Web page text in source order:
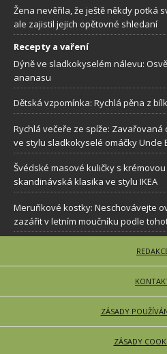
Žena nevěřila, že ještě někdy potká
ale zajistil jejich opětovné shledaní
Recepty a vaření
Dýně ve sladkokyselém nálevu:
ananasu
Dětská vzpomínka: Rychlá pěna z
Rychlá večeře ze spíže:
ve stylu sladkokyselé omáčky Uncle
Švédské masové kuličky s
skandinávská klasika ve stylu IKEA
Meruňkové kostky: Neschovávejte
zazářit v letním moučníku podle
ZÁSADY
ZÁSADY